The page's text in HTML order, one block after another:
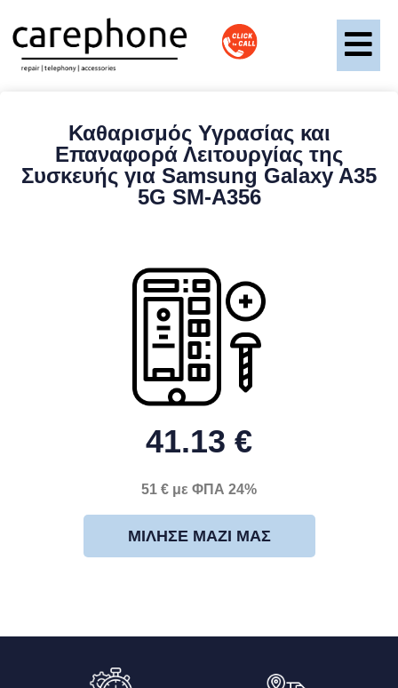
Καθαρισμός Υγρασίας και
Επαναφορά Λειτουργίας της
Συσκευής για Samsung Galaxy A35
5G SM-A356
41.13 €
51 € με ΦΠΑ 24%
ΜΊΛΗΣΕ ΜΑΖΊ ΜΑΣ